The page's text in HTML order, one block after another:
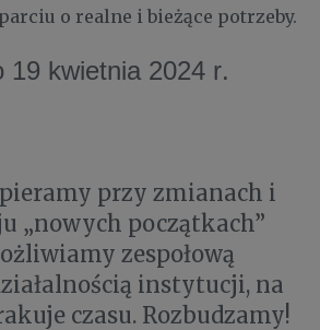
o realne i bieżące potrzeby.
19 kwietnia 2024 r.
przy zmianach i
„nowych początkach”
zespołową
instytucji, na
czasu. Rozbudzamy!